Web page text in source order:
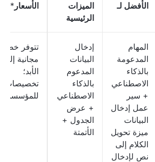
الأفضل لـ
الميزات
الرئيسية
الأسعار *
المهام
المدعومة
بالذكاء
الاصطناعي
+ سير
عمل إدخال
البيانات
ميزة تحويل
الكلام إلى
نص لإدخال
إدخال
البيانات
المدعوم
بالذكاء
الاصطناعي
+ عرض
الجدول +
الأتمتة
تتوفر خطة
مجانية إلى
الأبد؛
تخصيصات
للمؤسسات